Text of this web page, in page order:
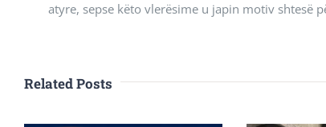
atyre, sepse këto vlerësime u japin motiv shtesë
Related Posts